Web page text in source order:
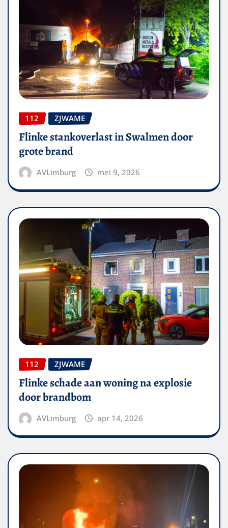
112 ZJWAME
Flinke stankoverlast in Swalmen door
grote brand
AVLimburg mei 9, 2026
112 ZJWAME
Flinke schade aan woning na explosie
door brandbom
AVLimburg apr 14, 2026